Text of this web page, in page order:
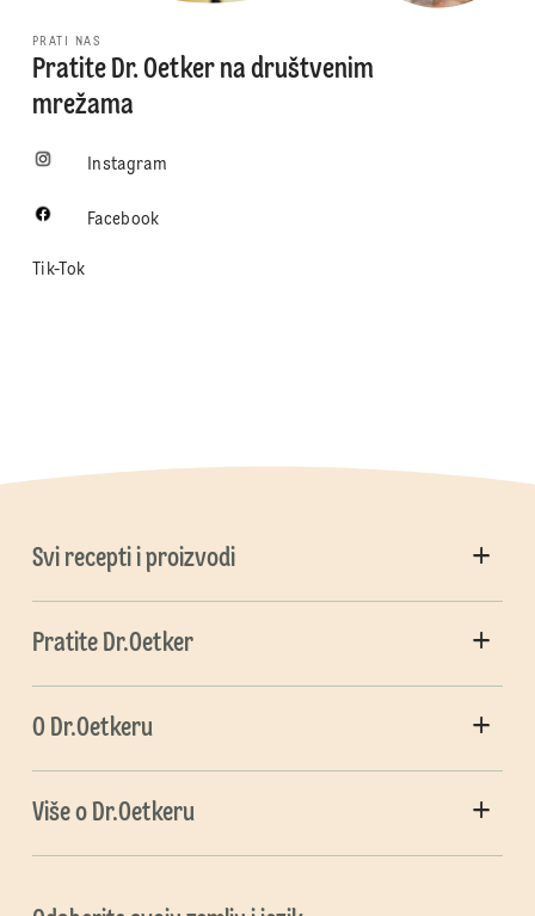
PRATI NAS
Pratite Dr. Oetker na društvenim
mrežama
Instagram
Facebook
Tik-Tok
Svi recepti i proizvodi
Pratite Dr.Oetker
O Dr.Oetkeru
Više o Dr.Oetkeru